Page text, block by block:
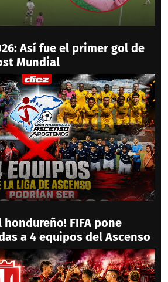
Así fue el primer gol de
Mundial
FIFA pone
a 4 equipos del Ascenso